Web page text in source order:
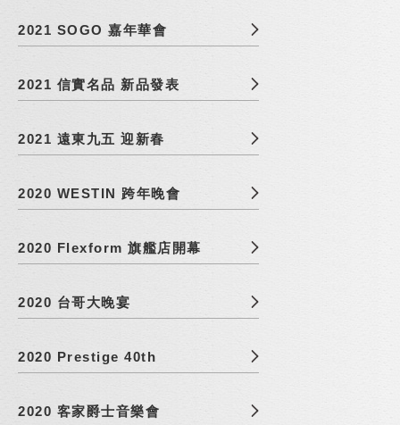
2021 SOGO 嘉年華會
2021 信實名品 新品發表
2021 遠東九五 迎新春
2020 WESTIN 跨年晚會
2020 Flexform 旗艦店開幕
2020 台哥大晚宴
2020 Prestige 40th
2020 客家爵士音樂會